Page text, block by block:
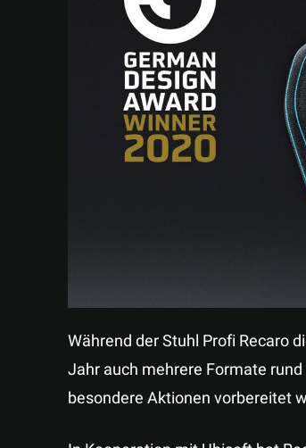
Während der Stuhl Profi Recaro
Jahr auch mehrere Formate
besondere Aktionen vorbereitet